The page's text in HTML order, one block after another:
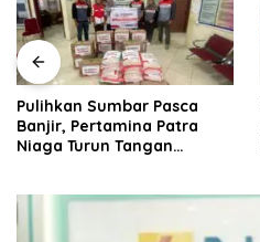
Pulihkan Sumbar Pasca
Banjir, Pertamina Patra
Niaga Turun Tangan